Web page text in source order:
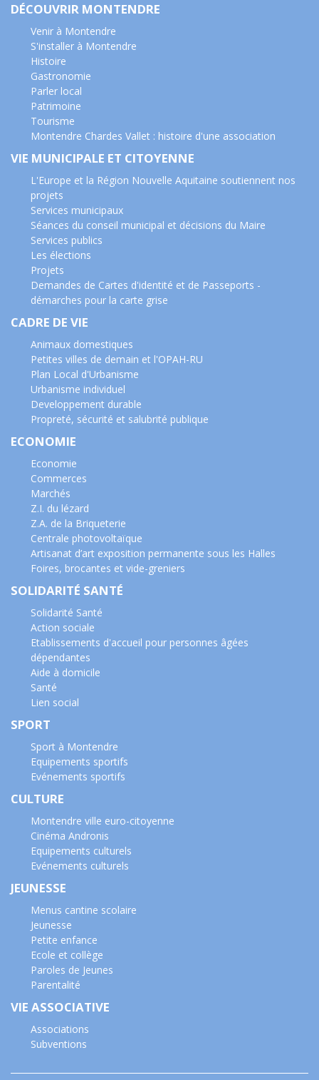
DÉCOUVRIR MONTENDRE
Venir à Montendre
S'installer à Montendre
Histoire
Gastronomie
Parler local
Patrimoine
Tourisme
Montendre Chardes Vallet : histoire d'une association
VIE MUNICIPALE ET CITOYENNE
L'Europe et la Région Nouvelle Aquitaine soutiennent nos
projets
Services municipaux
Séances du conseil municipal et décisions du Maire
Services publics
Les élections
Projets
Demandes de Cartes d'identité et de Passeports -
démarches pour la carte grise
CADRE DE VIE
Animaux domestiques
Petites villes de demain et l'OPAH-RU
Plan Local d'Urbanisme
Urbanisme individuel
Developpement durable
Propreté, sécurité et salubrité publique
ECONOMIE
Economie
Commerces
Marchés
Z.I. du lézard
Z.A. de la Briqueterie
Centrale photovoltaïque
Artisanat d’art exposition permanente sous les Halles
Foires, brocantes et vide-greniers
SOLIDARITÉ SANTÉ
Solidarité Santé
Action sociale
Etablissements d'accueil pour personnes âgées
dépendantes
Aide à domicile
Santé
Lien social
SPORT
Sport à Montendre
Equipements sportifs
Evénements sportifs
CULTURE
Montendre ville euro-citoyenne
Cinéma Andronis
Equipements culturels
Evénements culturels
JEUNESSE
Menus cantine scolaire
Jeunesse
Petite enfance
Ecole et collège
Paroles de Jeunes
Parentalité
VIE ASSOCIATIVE
Associations
Subventions